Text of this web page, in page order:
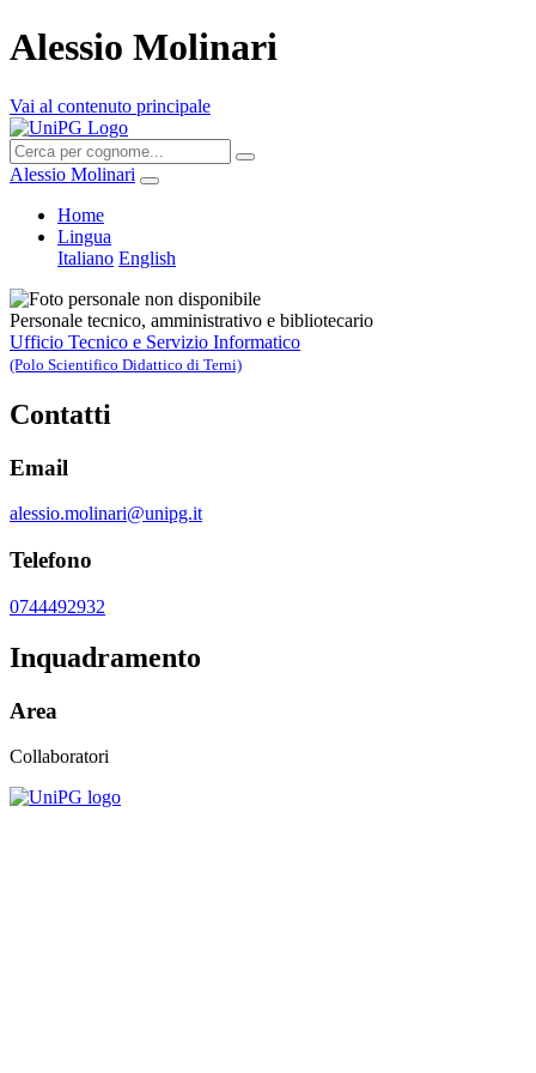
Alessio Molinari
Vai al contenuto principale
Alessio Molinari
Home
Lingua
Italiano English
Personale tecnico, amministrativo e bibliotecario
Ufficio Tecnico e Servizio Informatico
(Polo Scientifico Didattico di Terni)
Contatti
Email
alessio.molinari@unipg.it
Telefono
0744492932
Inquadramento
Area
Collaboratori